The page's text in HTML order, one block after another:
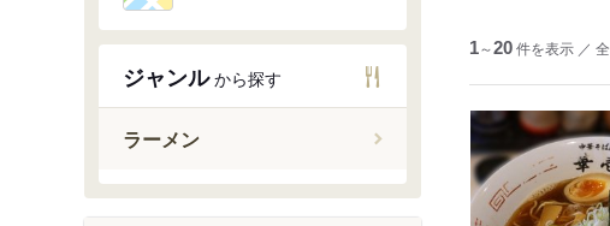
米野木駅
日進駅
赤池駅
印場駅
旭前駅
尾張旭駅
ジャンルから探す
ラーメン
1～20件を表示 ／ 全